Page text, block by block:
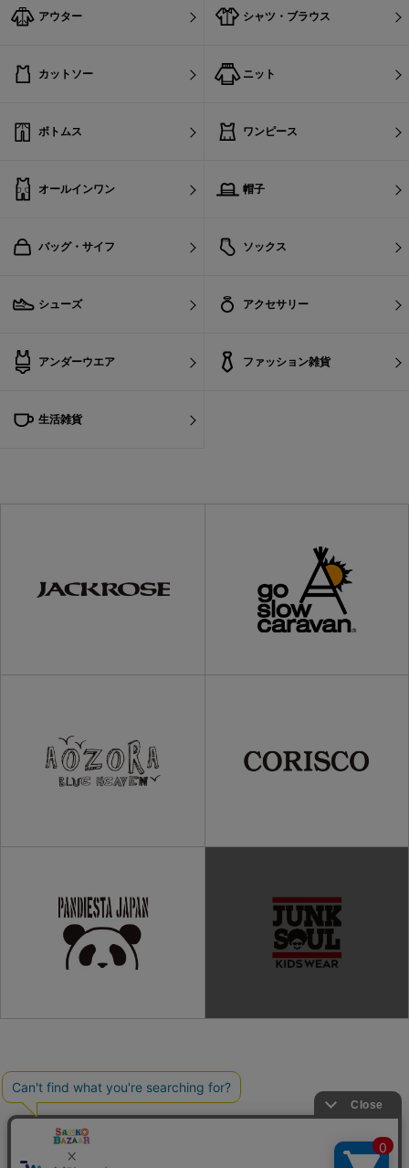
アウター シャツ・ブラウス
カットソー ニット
ボトムス ワンピース
オールインワン 帽子
バッグ・サイフ ソックス
シューズ アクセサリー
アンダーウエア ファッション雑貨
生活雑貨
ご利用ガイド
利用規約